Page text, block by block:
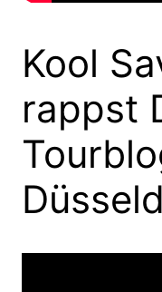
Kool
rappst